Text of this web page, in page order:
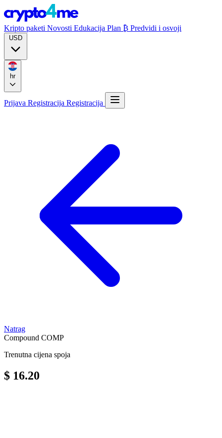
Kripto paketi Novosti Edukacija Plan ₿ Predvidi i osvoji
hr
Prijava Registracija Registracija
Natrag
Compound COMP
Trenutna cijena spoja
$ 16.20